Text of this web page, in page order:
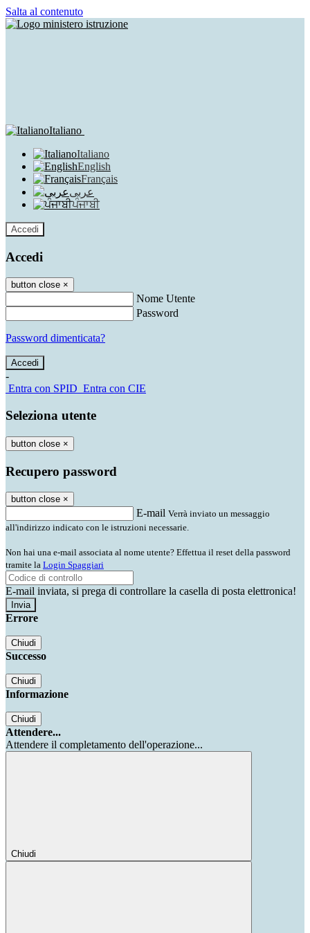
Salta al contenuto
Italiano
Italiano
English
Français
عربى
ਪੰਜਾਬੀ
Accedi
Accedi
button close ×
Nome Utente
Password
Password dimenticata?
-
Entra con SPID Entra con CIE
Seleziona utente
button close ×
Recupero password
button close ×
E-mail Verrà inviato un messaggio
all'indirizzo indicato con le istruzioni necessarie.
Non hai una e-mail associata al nome utente? Effettua il reset della password
tramite la Login Spaggiari
E-mail inviata, si prega di controllare la casella di posta elettronica!
Errore
Chiudi
Successo
Chiudi
Informazione
Chiudi
Attendere...
Attendere il completamento dell'operazione...
Chiudi